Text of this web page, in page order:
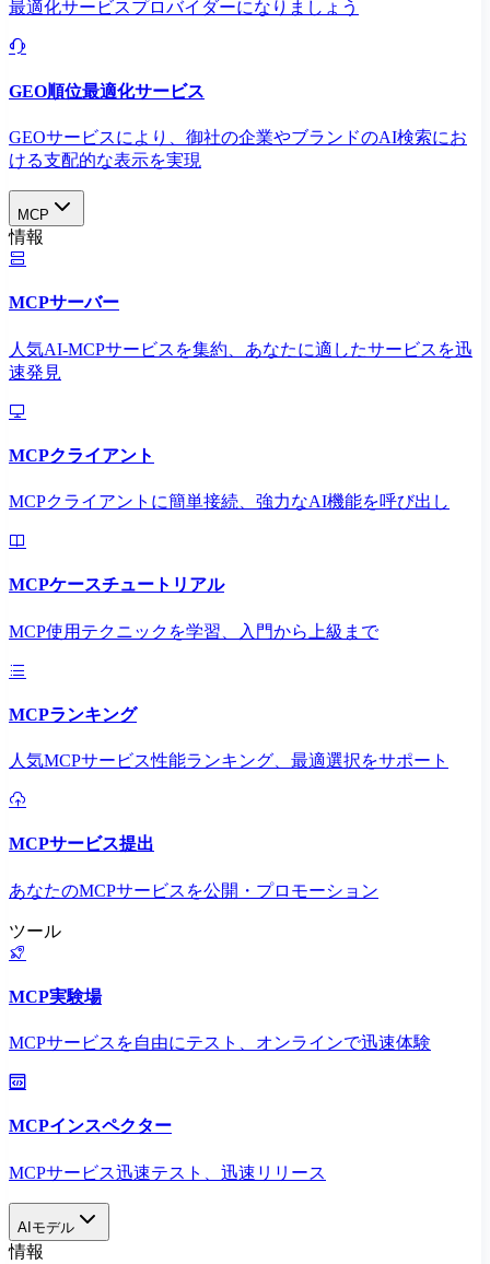
最適化サービスプロバイダーになりましょう
GEO順位最適化サービス
GEOサービスにより、御社の企業やブランドのAI検索にお
ける支配的な表示を実現​
MCP
情報
MCPサーバー
人気AI-MCPサービスを集約、あなたに適したサービスを迅
速発見
MCPクライアント
MCPクライアントに簡単接続、強力なAI機能を呼び出し
MCPケースチュートリアル
MCP使用テクニックを学習、入門から上級まで
MCPランキング
人気MCPサービス性能ランキング、最適選択をサポート
MCPサービス提出
あなたのMCPサービスを公開・プロモーション
ツール
MCP実験場
MCPサービスを自由にテスト、オンラインで迅速体験
MCPインスペクター
MCPサービス迅速テスト、迅速リリース
AIモデル
情報